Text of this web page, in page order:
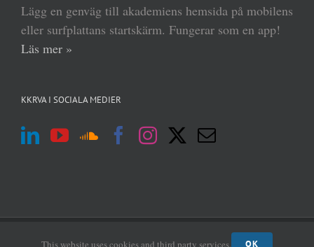
Lägg en genväg till akademiens hemsida på mobilens
eller surfplattans startskärm. Fungerar som en app!
Läs mer »
KKRVA I SOCIALA MEDIER
MABRAB
Admin
This website uses cookies and third party services. OK